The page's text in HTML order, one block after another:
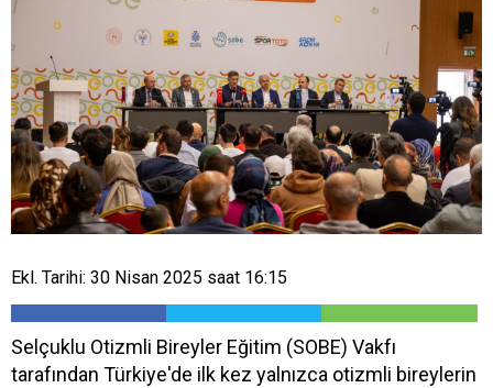
Ekl. Tarihi: 30 Nisan 2025 saat 16:15
Selçuklu Otizmli Bireyler Eğitim (SOBE) Vakfı
tarafından Türkiye'de ilk kez yalnızca otizmli bireylerin